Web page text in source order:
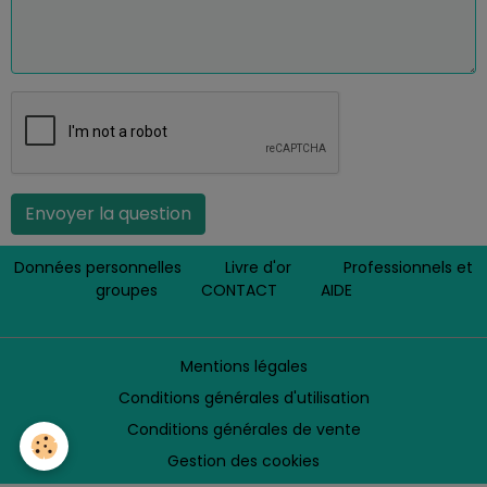
Envoyer la question
Données personnelles Livre d'or
Professionnels et
groupes
CONTACT AIDE
Mentions légales
Conditions générales d'utilisation
Conditions générales de vente
Gestion des cookies